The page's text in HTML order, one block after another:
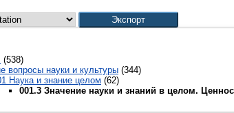
(538)
вопросы науки и культуры (344)
Наука и знание целом (62)
001.3 Значение науки и знаний в целом.